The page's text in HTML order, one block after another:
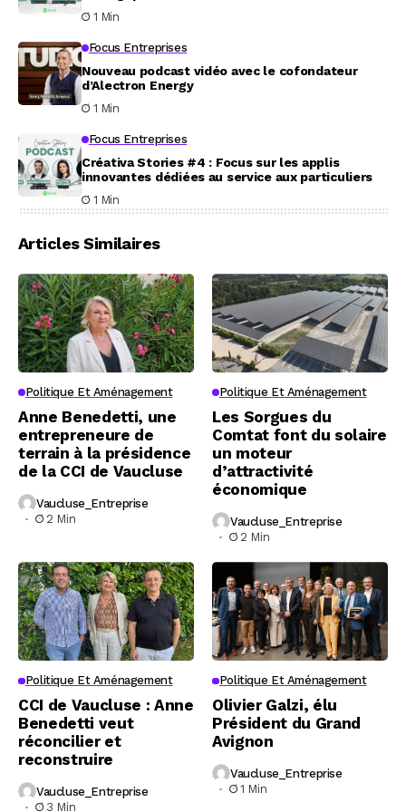
1 Min
Focus Entreprises
Nouveau podcast vidéo avec le cofondateur
d’Alectron Energy
1 Min
Focus Entreprises
Créativa Stories #4 : Focus sur les applis
innovantes dédiées au service aux particuliers
1 Min
Articles Similaires
Politique Et Aménagement
Anne Benedetti, une
entrepreneure de
terrain à la présidence
de la CCI de Vaucluse
Vaucluse_Entreprise
2 Min
Politique Et Aménagement
Les Sorgues du
Comtat font du solaire
un moteur
d’attractivité
économique
Vaucluse_Entreprise
2 Min
Politique Et Aménagement
CCI de Vaucluse : Anne
Benedetti veut
réconcilier et
reconstruire
Vaucluse_Entreprise
3 Min
Politique Et Aménagement
Olivier Galzi, élu
Président du Grand
Avignon
Vaucluse_Entreprise
1 Min